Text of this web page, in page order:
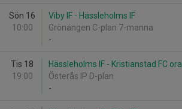
Sön 16
10:00
Viby IF - Hässleholms IF
Grönängen C-plan 7-manna
-
Tis 18
19:00
Hässleholms IF - Kristianstad FC
Österås IP D-plan
-